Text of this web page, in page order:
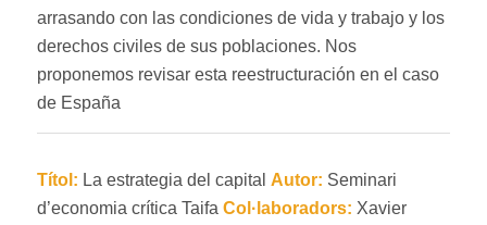
arrasando con las condiciones de vida y trabajo y los
derechos civiles de sus poblaciones. Nos
proponemos revisar esta reestructuración en el caso
de España
Títol: La estrategia del capital Autor: Seminari
d’economia crítica Taifa Col·laboradors: Xavier